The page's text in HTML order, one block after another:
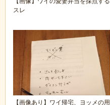
スレ
【画像あり】ワイ帰宅、ヨッメの用